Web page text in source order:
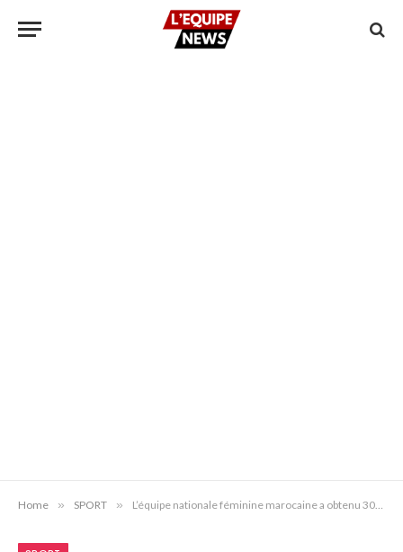
Home » SPORT » L’équipe nationale féminine marocaine a obtenu 300 000 dollars après avoir atteint les demi-finales de la Coupe d’Afrique des Nations féminine